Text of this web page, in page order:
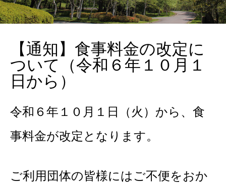
【通知】食事料金の改定に
ついて（令和６年１０月１
日から）
令和６年１０月１日（火）から、食
事料金が改定となります。
ご利用団体の皆様にはご不便をおか